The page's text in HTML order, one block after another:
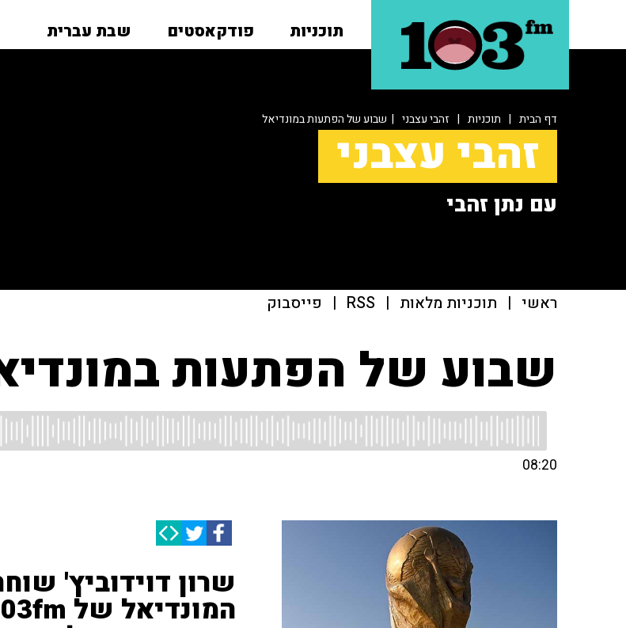
תוכניות פודקאסטים שבת עברית
דף הבית | תוכניות | זהבי עצבני | שבוע של הפתעות במונדיאל
זהבי עצבני
עם נתן זהבי
ראשי | תוכניות מלאות |
RSS
| פייסבוק
שבוע של הפתעות
08:20
שרון דוידוביץ'